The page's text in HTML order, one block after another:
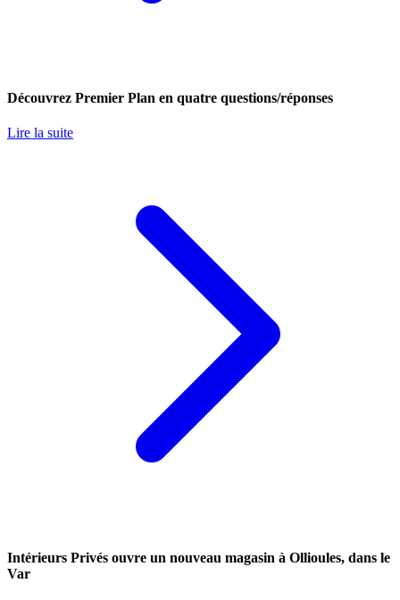
Découvrez Premier Plan en quatre questions/réponses
Lire la suite
Intérieurs Privés ouvre un nouveau magasin à Ollioules, dans le
Var